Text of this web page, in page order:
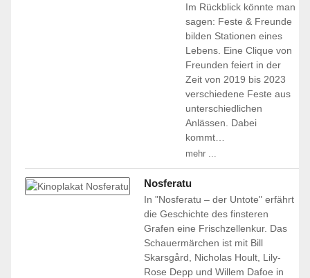
Im Rückblick könnte man
sagen: Feste & Freunde
bilden Stationen eines
Lebens. Eine Clique von
Freunden feiert in der
Zeit von 2019 bis 2023
verschiedene Feste aus
unterschiedlichen
Anlässen. Dabei
kommt…
mehr ...
Nosferatu
In "Nosferatu – der Untote" erfährt
die Geschichte des finsteren
Grafen eine Frischzellenkur. Das
Schauermärchen ist mit Bill
Skarsgård, Nicholas Hoult, Lily-
Rose Depp und Willem Dafoe in